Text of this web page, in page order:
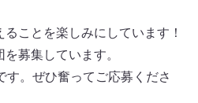
ことを楽しみにしています！
募集しています。
す。ぜひ奮ってご応募くださ